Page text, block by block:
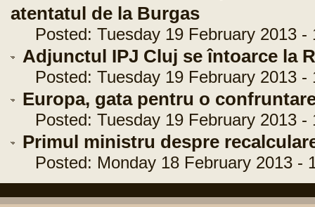
atentatul de la Burgas
Posted: Tuesday 19 February 2013 -
Adjunctul IPJ Cluj se întoarce la
Posted: Tuesday 19 February 2013 -
Europa, gata pentru o
Posted: Tuesday 19 February 2013 -
Primul ministru despre
Posted: Monday 18 February 2013 -